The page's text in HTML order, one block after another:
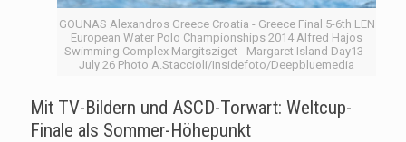
GOUNAS Alexandros Greece Croatia - Greece Final 5-6th LEN
European Water Polo Championships 2014 Alfred Hajos
Swimming Complex Margitsziget - Margaret Island Day13 -
July 26 Photo A.Staccioli/Insidefoto/Deepbluemedia
Mit TV-Bildern und ASCD-Torwart: Weltcup-
Finale als Sommer-Höhepunkt